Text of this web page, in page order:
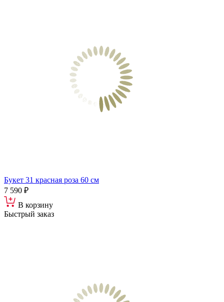
Букет 31 красная роза 60 см
7 590 ₽
В корзину
Быстрый заказ